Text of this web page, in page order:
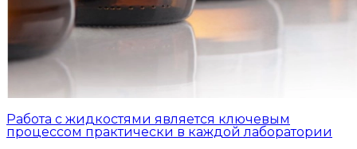
Работа с жидкостями является ключевым
процессом практически в каждой лаборатории